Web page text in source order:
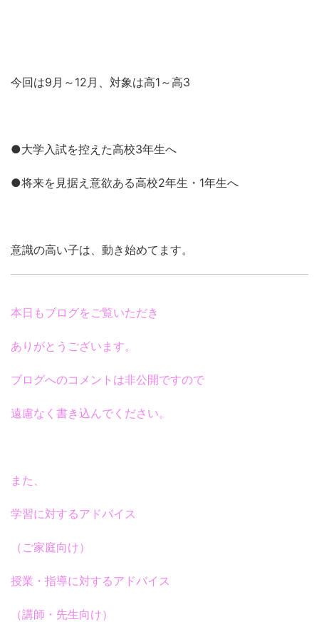
今回は9月～12月、対象は高1～高3
●大学入試を控えた高校3年生へ
●将来を見据え意欲ある高校2年生・1年生へ
意識の高い子は、動き始めてます。
本日もブログをご覧いただき
ありがとうございます。
ブログへのコメントは非公開ですので
遠慮なく書き込んでください。
また、
学習に対するアドバイス
（ご家庭向け）
授業・指導に対するアドバイス
（講師・先生向け）